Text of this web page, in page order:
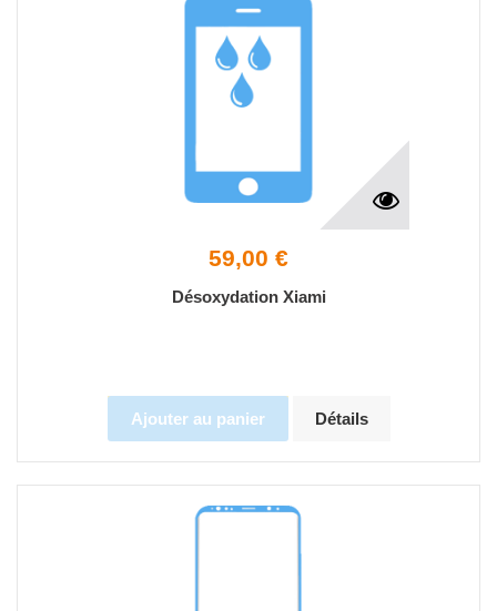
59,00 €
Désoxydation Xiami
Ajouter au panier Détails